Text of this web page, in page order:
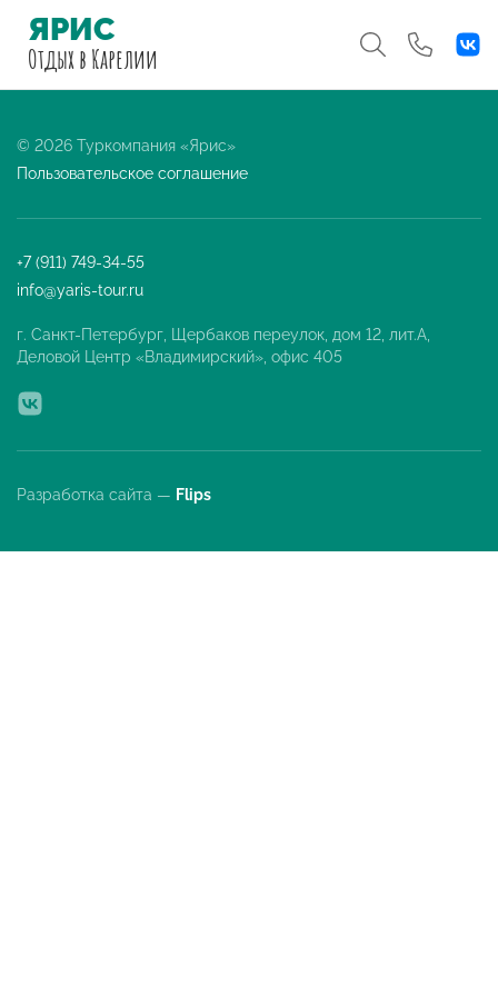
ЯРИС
Отдыхв Карелии
© 2026 Туркомпания «Ярис»
Пользовательское соглашение
+7 (911) 749-34-55
info@yaris-tour.ru
г. Санкт-Петербург, Щербаков переулок, дом 12, лит.А,
Деловой Центр «Владимирский», офис 405
Разработка сайта — Flips